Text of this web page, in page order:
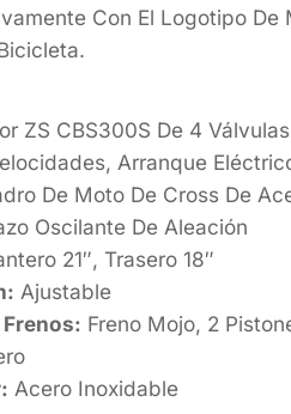
Con El Logotipo De
ZS CBS300S De 4
Arranque
De Moto De Cross De
Oscilante De Aleación
21″, Trasero 18″
Ajustable
Frenos: Freno Mojo, 2
Acero Inoxidable